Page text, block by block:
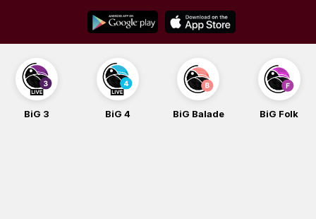
content
BiG 3 BiG 4 BiG Balade BiG Folk